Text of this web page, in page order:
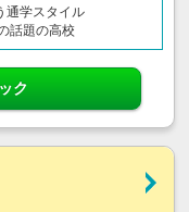
通学スタイル
話題の高校
ク